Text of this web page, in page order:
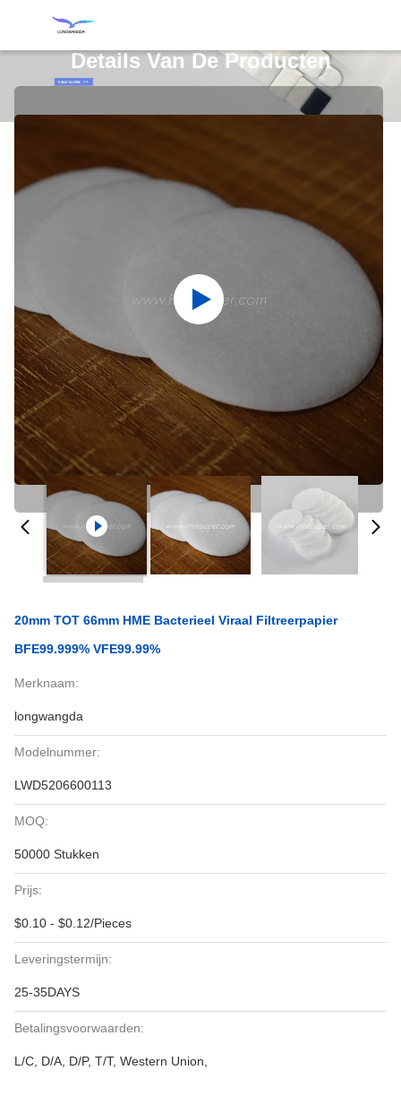
Details Van De Producten
20mm TOT 66mm HME Bacterieel Viraal Filtreerpapier
BFE99.999% VFE99.99%
Merknaam:
longwangda
Modelnummer:
LWD5206600113
MOQ:
50000 Stukken
Prijs:
$0.10 - $0.12/Pieces
Leveringstermijn:
25-35DAYS
Betalingsvoorwaarden:
L/C, D/A, D/P, T/T, Western Union,